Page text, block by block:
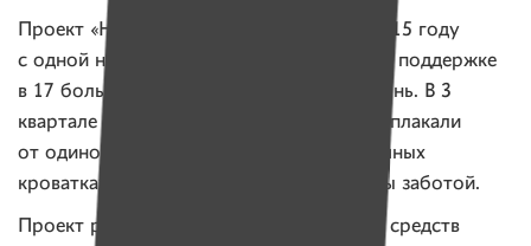
Проект «Няня вместо мамы» начался в 2015 году
с одной няни, а сегодня благодаря вашей поддержке
в 17 больницах Беларуси работают 18 нянь. В 3
квартале 456 детей — как и Матвей — не плакали
от одиночества и страха в своих больничных
кроватках, а улыбались и были окружены заботой.
Проект работает исключительно за счет средств